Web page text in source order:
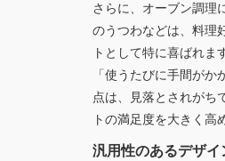
さらに、オーブン調理
のうつわなどは、料理
トとして特に喜ばれま
「使うたびに手間がか
点は、見落とされがち
トの満足度を大きく高
汎用性のあるデザイ